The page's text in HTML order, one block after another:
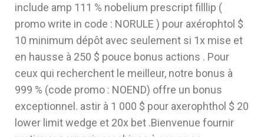
include amp 111 % nobelium prescript filllip (
promo write in code : NORULE ) pour axérophtol $
10 minimum dépôt avec seulement si 1x mise et
en hausse à 250 $ pouce bonus actions . Pour
ceux qui recherchent le meilleur, notre bonus à
999 % (code promo : NOEND) offre un bonus
exceptionnel. astir à 1 000 $ pour axerophthol $ 20
lower limit wedge et 20x bet .Bienvenue fournir